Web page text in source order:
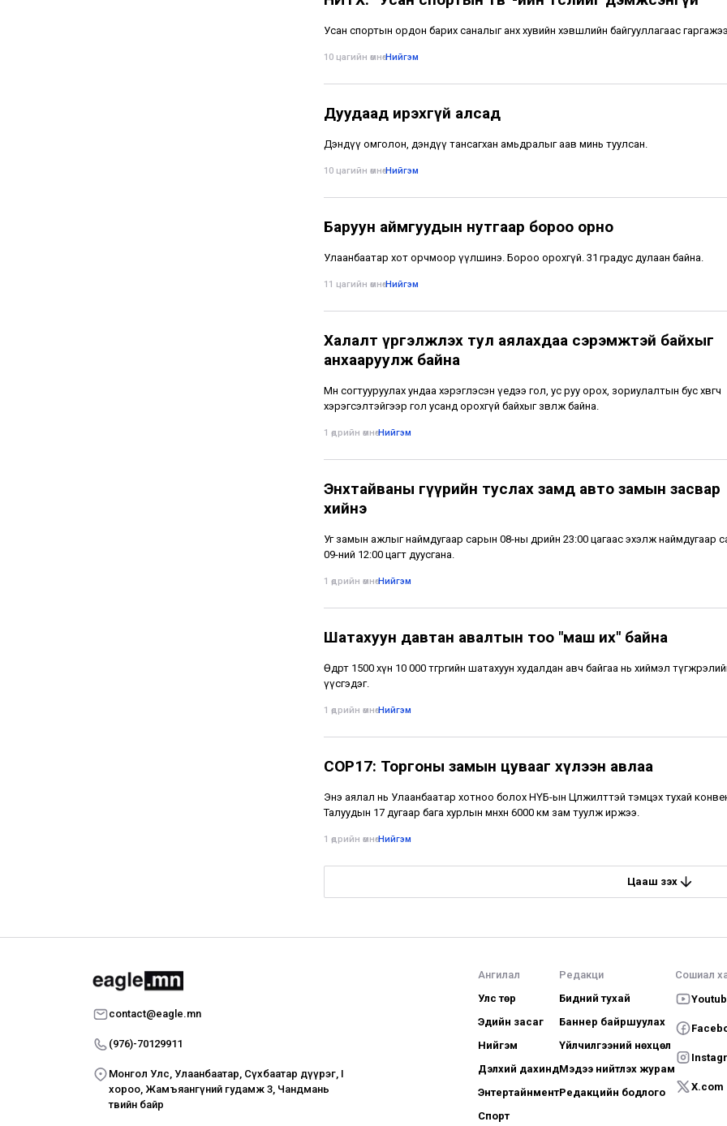
Усан спортын ордон барих саналыг анх хувийн хэвшлийн байгууллагаас гаргажээ.
10 цагийн өмнө•Нийгэм
Дуудаад ирэхгүй алсад
Дэндүү омголон, дэндүү тансагхан амьдралыг аав минь туулсан.
10 цагийн өмнө•Нийгэм
Баруун аймгуудын нутгаар бороо орно
Улаанбаатар хот орчмоор үүлшинэ. Бороо орохгүй. 31 градус дулаан байна.
11 цагийн өмнө•Нийгэм
Халалт үргэлжлэх тул аялахдаа сэрэмжтэй байхыг
анхааруулж байна
Мөн согтууруулах ундаа хэрэглэсэн үедээ гол, ус руу орох, зориулалтын бус хөвөгч
хэрэгсэлтэйгээр гол усанд орохгүй байхыг зөвлөж байна.
1 өдрийн өмнө•Нийгэм
Энхтайваны гүүрийн туслах замд авто замын засвар
хийнэ
Уг замын ажлыг наймдугаар сарын 08-ны өдрийн 23:00 цагаас эхэлж наймдугаар
09-ний 12:00 цагт дуусгана.
1 өдрийн өмнө•Нийгэм
Шатахуун давтан авалтын тоо "маш их" байна
Өдөрт 1500 хүн 10 000 төгрөгийн шатахуун худалдан авч байгаа нь хиймэл
үүсгэдэг.
1 өдрийн өмнө•Нийгэм
COP17: Торгоны замын цувааг хүлээн авлаа
Энэ аялал нь Улаанбаатар хотноо болох НҮБ-ын Цөлжилттэй тэмцэх тухай
Талуудын 17 дугаар бага хурлын өмнөхөн 6000 км зам туулж иржээ.
1 өдрийн өмнө•Нийгэм
Цааш үзэх
contact@eagle.mn
(976)-70129911
Монгол Улс, Улаанбаатар, Сүхбаатар дүүрэг, I
хороо, Жамъяангүний гудамж 3, Чандмань
төвийн байр
Ангилал
Улс төр
Эдийн засаг
Нийгэм
Дэлхий дахинд
Энтертайнмент
Спорт
Редакци
Бидний тухай
Баннер байршуулах
Үйлчилгээний нөхцөл
Мэдээ нийтлэх журам
Редакцийн бодлого
Сошиал
X.com